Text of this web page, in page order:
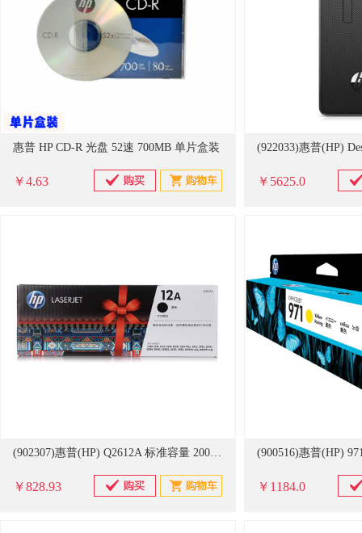
惠普 HP CD-R 光盘 52速 700MB 单片盒装
￥4.63 ￥5625.0
(902307)惠普(HP) Q2612A 标准容量 2000页(A4纸张5%覆盖率)黑色 硒鼓(单位：盒)
￥828.93 ￥1184.0